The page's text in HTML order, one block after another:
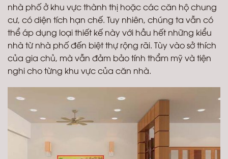
nhà phố ở khu vực thành thị hoặc các căn hộ chung
cư, có diện tích hạn chế. Tuy nhiên, chúng ta vẫn có
thể áp dụng loại thiết kế này với hầu hết những kiểu
nhà từ nhà phố đến biệt thự rộng rãi. Tùy vào sở thích
của gia chủ, mà vẫn đảm bảo tính thẩm mỹ và tiện
nghi cho từng khu vực của căn nhà.